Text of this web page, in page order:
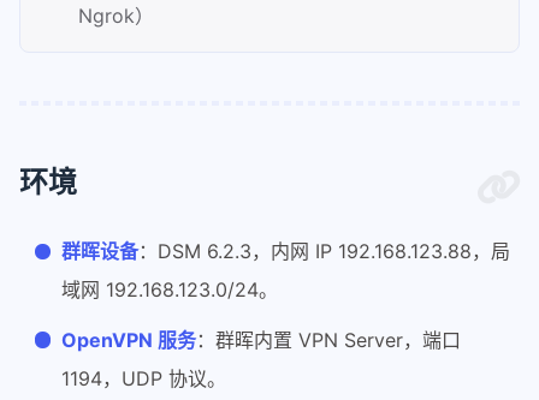
Ngrok）
环境
群晖设备：DSM 6.2.3，内网 IP 192.168.123.88，局
域网 192.168.123.0/24。
OpenVPN 服务：群晖内置 VPN Server，端口
1194，UDP 协议。